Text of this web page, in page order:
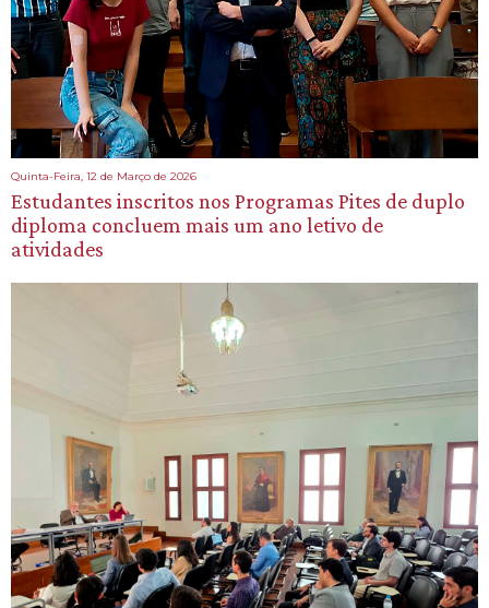
Quinta-Feira, 12 de Março de 2026
Estudantes inscritos nos Programas Pites de duplo
diploma concluem mais um ano letivo de
atividades